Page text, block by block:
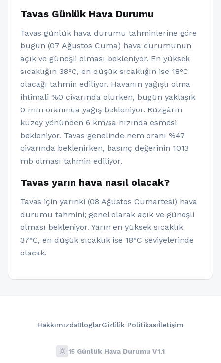
Tavas Günlük Hava Durumu
Tavas günlük hava durumu tahminlerine göre
bugün (07 Ağustos Cuma) hava durumunun
açık ve güneşli olması bekleniyor. En yüksek
sıcaklığın 38°C, en düşük sıcaklığın ise 18°C
olacağı tahmin ediliyor. Havanın yağışlı olma
ihtimali %0 civarında olurken, bugün yaklaşık
0 mm oranında yağış bekleniyor. Rüzgârın
kuzey yönünden 6 km/sa hızında esmesi
bekleniyor. Tavas genelinde nem oranı %47
civarında beklenirken, basınç değerinin 1013
mb olması tahmin ediliyor.
Tavas yarın hava nasıl olacak?
Tavas için yarınki (08 Ağustos Cumartesi) hava
durumu tahmini; genel olarak açık ve güneşli
olması bekleniyor. Yarın en yüksek sıcaklık
37°C, en düşük sıcaklık ise 18°C seviyelerinde
olacak.
HakkımızdaBloglarGizlilik Politikasıİletişim
wb_sunny 15 Günlük Hava Durumu V1.1